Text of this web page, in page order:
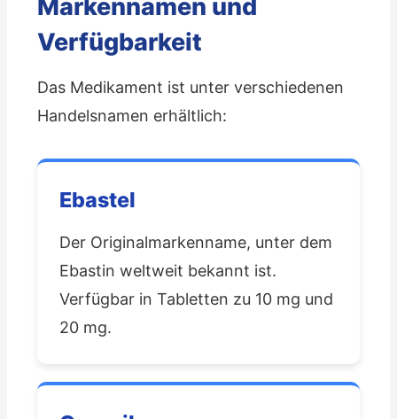
Markennamen und
Verfügbarkeit
Das Medikament ist unter verschiedenen
Handelsnamen erhältlich:
Ebastel
Der Originalmarkenname, unter dem
Ebastin weltweit bekannt ist.
Verfügbar in Tabletten zu 10 mg und
20 mg.